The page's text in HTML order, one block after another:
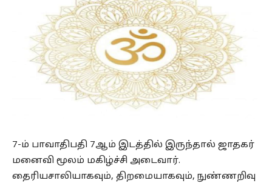
7-ம் பாவாதிபதி 7ஆம் இடத்தில் இருந்தால் ஜாதகர்
மனைவி மூலம் மகிழ்ச்சி அடைவார்.
தைரியசாலியாகவும், திறமையாகவும், நுண்ணறிவு